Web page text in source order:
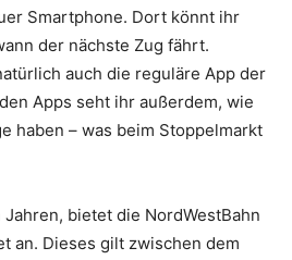
Smartphone. Dort könnt ihr
der nächste Zug fährt.
auch die reguläre App der
Apps seht ihr außerdem, wie
haben – was beim Stoppelmarkt
bietet die NordWestBahn
an. Dieses gilt zwischen dem